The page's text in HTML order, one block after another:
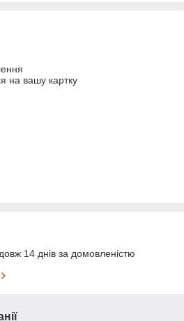
на вашу картку
14 днів за домовленістю